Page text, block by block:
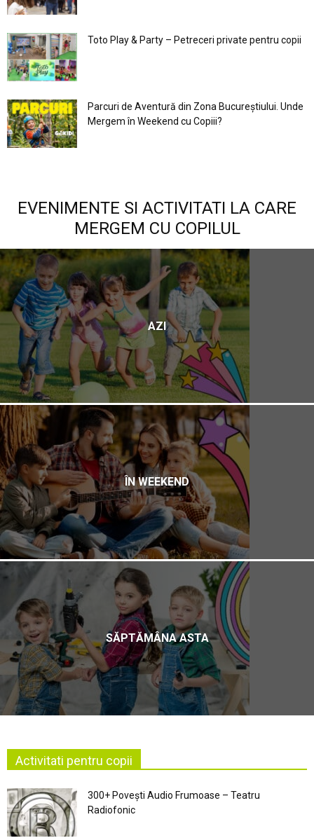
Toto Play & Party – Petreceri private pentru copii
Parcuri de Aventură din Zona Bucureştiului. Unde
Mergem în Weekend cu Copiii?
EVENIMENTE SI ACTIVITATI LA CARE
MERGEM CU COPILUL
AZI
ÎN WEEKEND
SĂPTĂMÂNA ASTA
Activitati pentru copii
300+ Povești Audio Frumoase – Teatru
Radiofonic